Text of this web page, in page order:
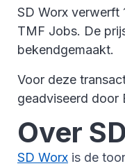
SD Worx verwerft
TMF Jobs. De
bekendgemaakt.
Voor deze
geadviseerd door
Over
SD Worx is de